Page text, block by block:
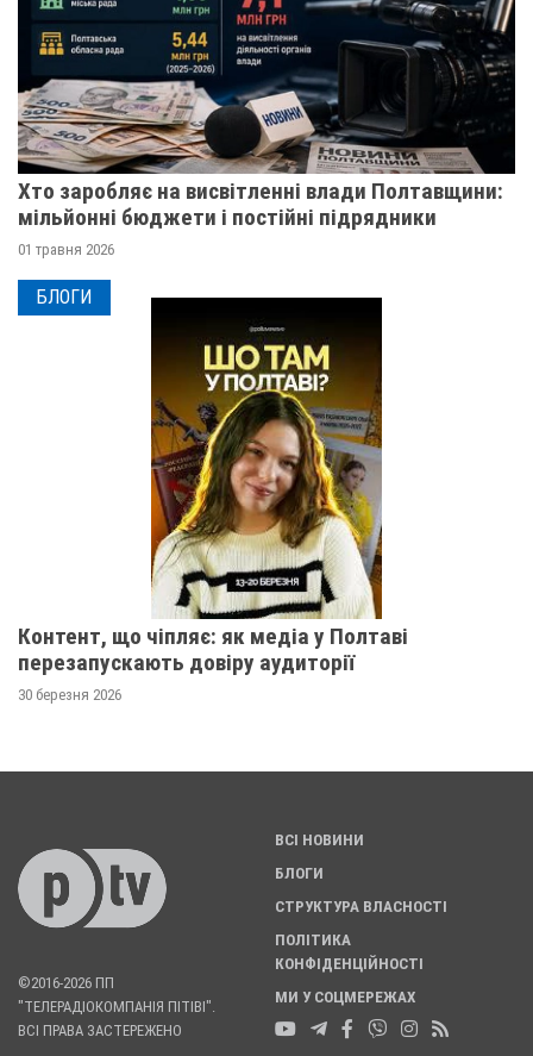
Хто заробляє на висвітленні влади Полтавщини:
мільйонні бюджети і постійні підрядники
01 травня 2026
БЛОГИ
Контент, що чіпляє: як медіа у Полтаві
перезапускають довіру аудиторії
30 березня 2026
©2016-2026 ПП
"ТЕЛЕРАДІОКОМПАНІЯ ПІТІВІ".
ВСІ ПРАВА ЗАСТЕРЕЖЕНО
ВСІ НОВИНИ
БЛОГИ
СТРУКТУРА ВЛАСНОСТІ
ПОЛІТИКА
КОНФІДЕНЦІЙНОСТІ
МИ У СОЦМЕРЕЖАХ